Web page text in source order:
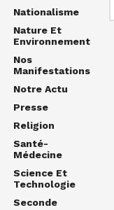
Nationalisme
Nature Et
Environnement
Nos
Manifestations
Notre Actu
Presse
Religion
Santé-
Médecine
Science Et
Technologie
Seconde